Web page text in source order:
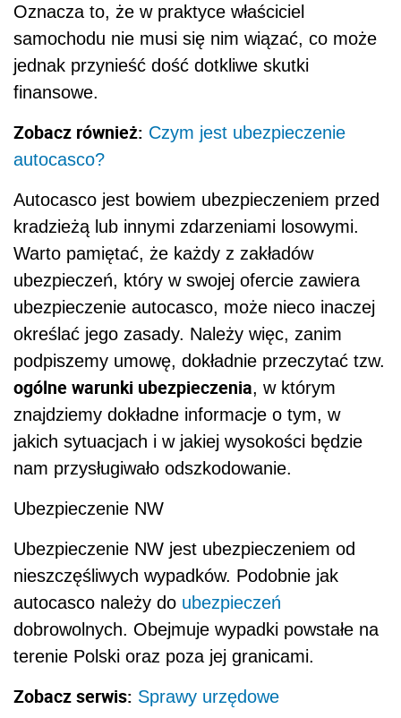
Oznacza to, że w praktyce właściciel
samochodu nie musi się nim wiązać, co może
jednak przynieść dość dotkliwe skutki
finansowe.
Zobacz również: Czym jest ubezpieczenie
autocasco?
Autocasco jest bowiem ubezpieczeniem przed
kradzieżą lub innymi zdarzeniami losowymi.
Warto pamiętać, że każdy z zakładów
ubezpieczeń, który w swojej ofercie zawiera
ubezpieczenie autocasco, może nieco inaczej
określać jego zasady. Należy więc, zanim
podpiszemy umowę, dokładnie przeczytać tzw.
ogólne warunki ubezpieczenia, w którym
znajdziemy dokładne informacje o tym, w
jakich sytuacjach i w jakiej wysokości będzie
nam przysługiwało odszkodowanie.
Ubezpieczenie NW
Ubezpieczenie NW jest ubezpieczeniem od
nieszczęśliwych wypadków. Podobnie jak
autocasco należy do ubezpieczeń
dobrowolnych. Obejmuje wypadki powstałe na
terenie Polski oraz poza jej granicami.
Zobacz serwis: Sprawy urzędowe